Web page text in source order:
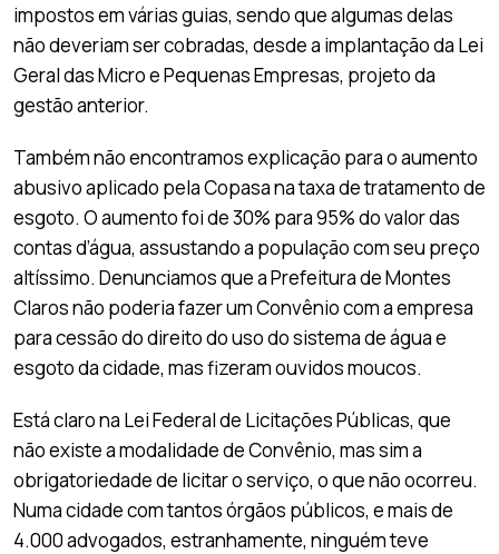
impostos em várias guias, sendo que algumas delas
não deveriam ser cobradas, desde a implantação da Lei
Geral das Micro e Pequenas Empresas, projeto da
gestão anterior.
Também não encontramos explicação para o aumento
abusivo aplicado pela Copasa na taxa de tratamento de
esgoto. O aumento foi de 30% para 95% do valor das
contas d’água, assustando a população com seu preço
altíssimo. Denunciamos que a Prefeitura de Montes
Claros não poderia fazer um Convênio com a empresa
para cessão do direito do uso do sistema de água e
esgoto da cidade, mas fizeram ouvidos moucos.
Está claro na Lei Federal de Licitações Públicas, que
não existe a modalidade de Convênio, mas sim a
obrigatoriedade de licitar o serviço, o que não ocorreu.
Numa cidade com tantos órgãos públicos, e mais de
4.000 advogados, estranhamente, ninguém teve